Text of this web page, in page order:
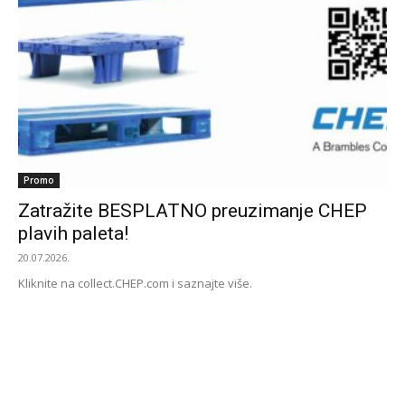
Promo
Zatražite BESPLATNO preuzimanje CHEP
plavih paleta!
20.07.2026.
Kliknite na collect.CHEP.com i saznajte više.